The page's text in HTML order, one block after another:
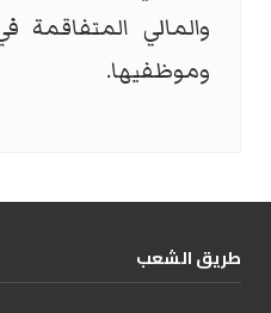
والمالي
وموظفيها.
طریق الشعب